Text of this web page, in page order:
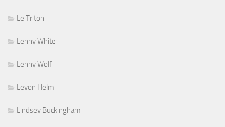
Le Triton
Lenny White
Lenny Wolf
Levon Helm
Lindsey Buckingham